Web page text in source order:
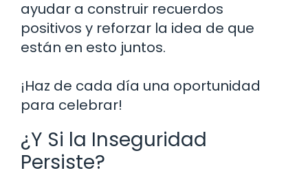
ayudar a construir recuerdos
positivos y reforzar la idea de que
están en esto juntos.
¡Haz de cada día una oportunidad
para celebrar!
¿Y Si la Inseguridad
Persiste?